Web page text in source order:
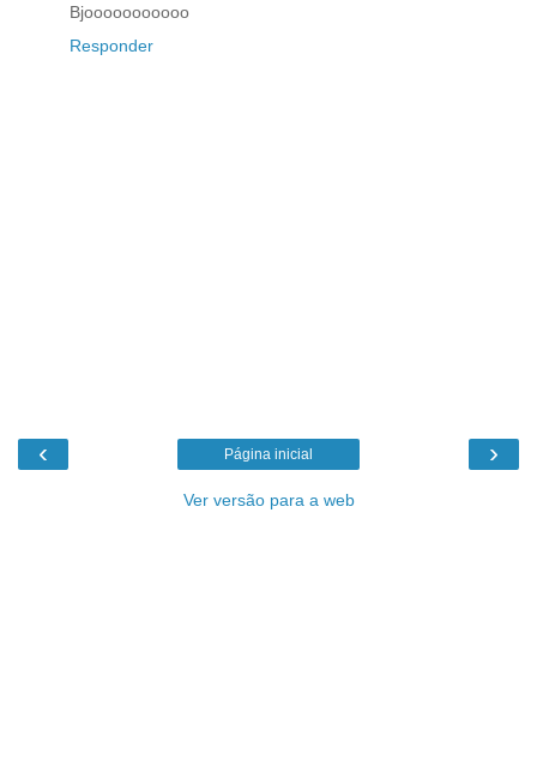
Bjooooooooooo
Responder
‹ ›
Página inicial
Ver versão para a web